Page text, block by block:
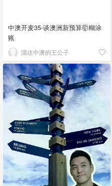
中澳开麦35-谈澳洲新预算🤯糊涂
账
溜达中澳的王公子